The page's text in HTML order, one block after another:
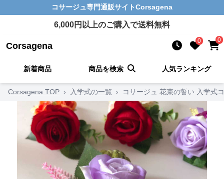
コサージュ専門通販サイトCorsagena
6,000円以上のご購入で送料無料
Corsagena 0 0
新着商品 商品を検索 人気ランキング
Corsagena TOP › 入学式の一覧 › コサージュ 花束の誓い 入学式